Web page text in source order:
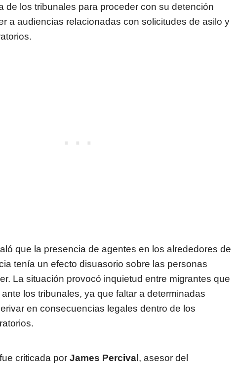
de los tribunales para proceder con su detención
a audiencias relacionadas con solicitudes de asilo y
que la presencia de agentes en los alrededores de
tenía un efecto disuasorio sobre las personas
La situación provocó inquietud entre migrantes que
los tribunales, ya que faltar a determinadas
en consecuencias legales dentro de los
criticada por James Percival , asesor del